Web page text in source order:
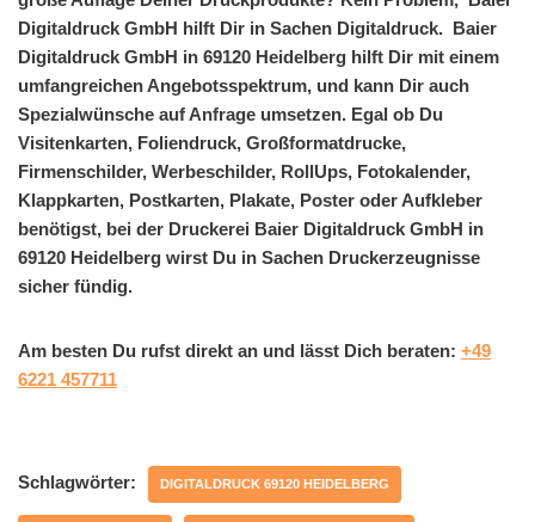
Digitaldruck GmbH hilft Dir in Sachen Digitaldruck. Baier
Digitaldruck GmbH in 69120 Heidelberg hilft Dir mit einem
umfangreichen Angebotsspektrum, und kann Dir auch
Spezialwünsche auf Anfrage umsetzen. Egal ob Du
Visitenkarten, Foliendruck, Großformatdrucke,
Firmenschilder, Werbeschilder, RollUps, Fotokalender,
Klappkarten, Postkarten, Plakate, Poster oder Aufkleber
benötigst, bei der Druckerei Baier Digitaldruck GmbH in
69120 Heidelberg wirst Du in Sachen Druckerzeugnisse
sicher fündig.
Am besten Du rufst direkt an und lässt Dich beraten: +49
6221 457711
Schlagwörter: DIGITALDRUCK 69120 HEIDELBERG